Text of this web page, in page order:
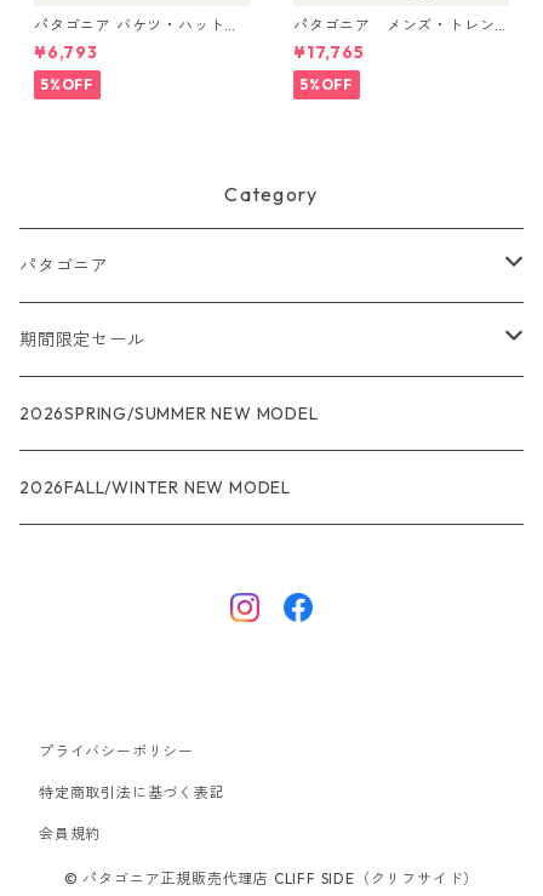
パタゴニア バケツ・ハット 3
3595 Text Logo: Birch Whit
e
¥6,793
5%OFF
パタゴニア メンズ・トレン
トシェル 3L・レイン・パンツ
（ショート） (カラー Black)
Patagonia Men's Torrentshe
ll 3L Rain Pants - Short 日本
¥17,765
5%OFF
Category
パタゴニア
メンズ
R1
R1エア
ウィメンズ
R1
ジャケット・アウター
スウェットシャツ・フーディ
ボードショーツ
期間限定セール
★★★
レインウェアー
2026SPRING/SUMMER NEW MODEL
2026FALL/WINTER NEW MODEL
プライバシーポリシー
特定商取引法に基づく表記
会員規約
© パタゴニア正規販売代理店 CLIFF SIDE（クリフサイド）